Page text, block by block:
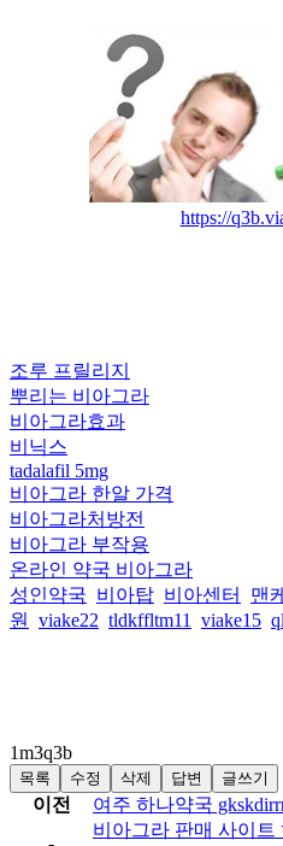
https://
조루 프릴리지
뿌리는 비아그라
비아그라효과
비닉스
tadalafil 5mg
비아그라 한알 가격
비아그라처방전
비아그라 부작용
온라인 약국 비아그라
성인약국 비아탑 비아센터 맨
원
viake22 tldkffltm11 viake15
1m3q3b
목록 수정 삭제 답변 글쓰기
이전
여주 하나약국
비아그라 판매 사이트